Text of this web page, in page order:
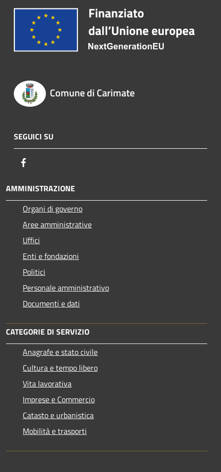
Comune di Carimate
SEGUICI SU
AMMINISTRAZIONE
Organi di governo
Aree amministrative
Uffici
Enti e fondazioni
Politici
Personale amministrativo
Documenti e dati
CATEGORIE DI SERVIZIO
Anagrafe e stato civile
Cultura e tempo libero
Vita lavorativa
Imprese e Commercio
Catasto e urbanistica
Mobilità e trasporti